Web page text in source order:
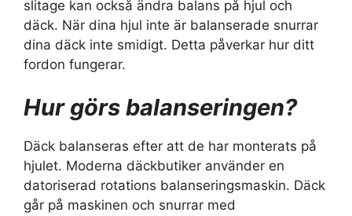
slitage kan också ändra balans på hjul och
däck. När dina hjul inte är balanserade snurrar
dina däck inte smidigt. Detta påverkar hur ditt
fordon fungerar.
Hur görs balanseringen?
Däck balanseras efter att de har monterats på
hjulet. Moderna däckbutiker använder en
datoriserad rotations balanseringsmaskin. Däck
går på maskinen och snurrar med